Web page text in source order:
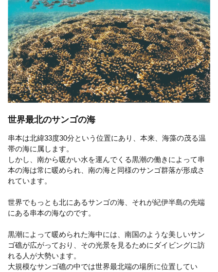
世界最北のサンゴの海
串本は北緯33度30分という位置にあり、本来、海藻の茂る温
帯の海に属します。
しかし、南から暖かい水を運んでくる黒潮の働きによって串
本の海は常に暖められ、南の海と同様のサンゴ群落が形成さ
れています。
世界でもっとも北にあるサンゴの海、それが紀伊半島の先端
にある串本の海なのです。
黒潮によって暖められた海中には、南国のような美しいサン
ゴ礁が広がっており、その光景を見るためにダイビングに訪
れる人が大勢います。
大規模なサンゴ礁の中では世界最北端の場所に位置してい